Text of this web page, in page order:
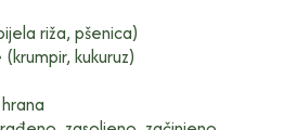
riža, pšenica)
kukuruz)